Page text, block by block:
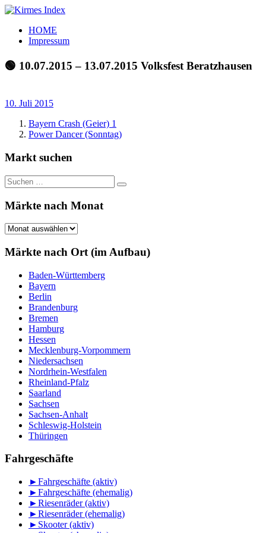
Zum
springen
Kirmes
Index
Tourpläne
der
letzten
HOME
Impressum
🟢 10.07.2015 – 13.07.2015 Volksfest Beratzhausen
10. Juli 2015
Bayern Crash (Geier) 1
Power Dancer (Sonntag)
Markt suchen
Suchen
nach:
Suchen
Märkte nach Monat
Märkte
Monat
Märkte nach Ort (im Aufbau)
Baden-Württemberg
Bayern
Berlin
Brandenburg
Bremen
Hamburg
Hessen
Mecklenburg-Vorpommern
Niedersachsen
Nordrhein-Westfalen
Rheinland-Pfalz
Saarland
Sachsen
Sachsen-Anhalt
Schleswig-Holstein
Thüringen
Fahrgeschäfte
►Fahrgeschäfte (aktiv)
►Fahrgeschäfte (ehemalig)
►Riesenräder (aktiv)
►Riesenräder (ehemalig)
► Skooter (aktiv)